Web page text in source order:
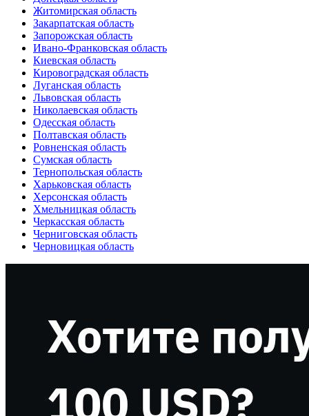
Житомирская область
Закарпатская область
Запорожская область
Ивано-Франковская область
Киевская область
Кировоградская область
Луганская область
Львовская область
Николаевская область
Одесская область
Полтавская область
Ровненская область
Сумская область
Тернопольская область
Харьковская область
Херсонская область
Хмельницкая область
Черкасская область
Черниговская область
Черновицкая область